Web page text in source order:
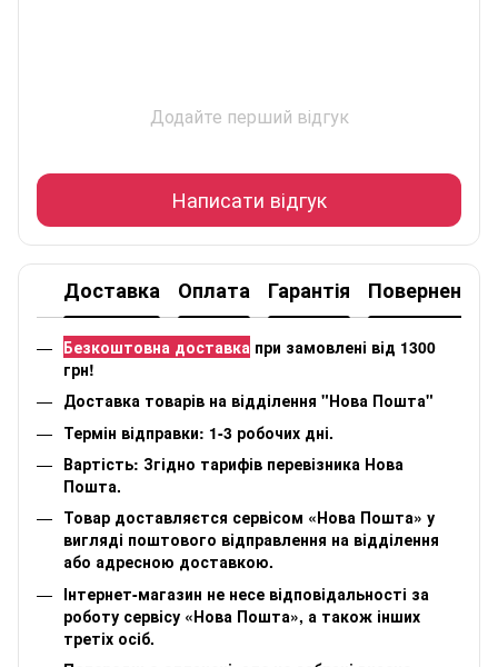
Додайте перший відгук
Написати відгук
Доставка Оплата Гарантія Повернення
Безкоштовна доставка при замовлені від 1300
грн!
Доставка товарів на відділення "Нова Пошта"
Термін відправки: 1-3 робочих дні.
Вартість: Згідно тарифів перевізника Нова
Пошта.
Товар доставляєтся сервісом «Нова Пошта» у
вигляді поштового відправлення на відділення
або адресною доставкою.
Інтернет-магазин не несе відповідальності за
роботу сервісу «Нова Пошта», а також інших
третіх осіб.